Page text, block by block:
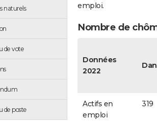
naturels
de vote
de poste
emploi.
Nombre de
Données
2022
Actifs en
emploi
319